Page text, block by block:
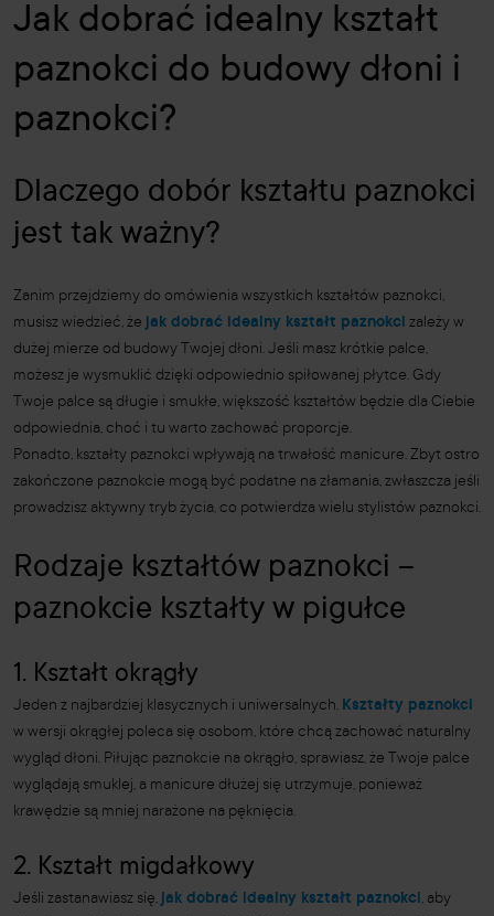
Jak dobrać idealny kształt
paznokci do budowy dłoni i
paznokci?
Dlaczego dobór kształtu paznokci
jest tak ważny?
Zanim przejdziemy do omówienia wszystkich kształtów paznokci,
musisz wiedzieć, że jak dobrać idealny kształt paznokci zależy w
dużej mierze od budowy Twojej dłoni. Jeśli masz krótkie palce,
możesz je wysmuklić dzięki odpowiednio spiłowanej płytce. Gdy
Twoje palce są długie i smukłe, większość kształtów będzie dla Ciebie
odpowiednia, choć i tu warto zachować proporcje.
Ponadto, kształty paznokci wpływają na trwałość manicure. Zbyt ostro
zakończone paznokcie mogą być podatne na złamania, zwłaszcza jeśli
prowadzisz aktywny tryb życia, co potwierdza wielu stylistów paznokci.
Rodzaje kształtów paznokci –
paznokcie kształty w pigułce
1. Kształt okrągły
Jeden z najbardziej klasycznych i uniwersalnych. Kształty paznokci
w wersji okrągłej poleca się osobom, które chcą zachować naturalny
wygląd dłoni. Piłując paznokcie na okrągło, sprawiasz, że Twoje palce
wyglądają smuklej, a manicure dłużej się utrzymuje, ponieważ
krawędzie są mniej narażone na pęknięcia.
2. Kształt migdałkowy
Jeśli zastanawiasz się, jak dobrać idealny kształt paznokci, aby